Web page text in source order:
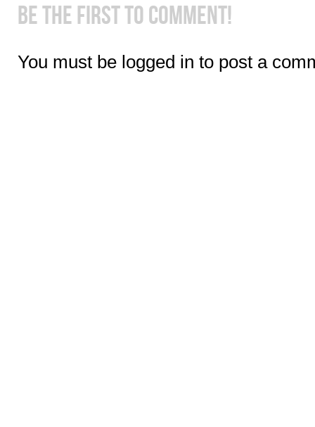
BE THE FIRST TO COMMENT!
You must be logged in to post a